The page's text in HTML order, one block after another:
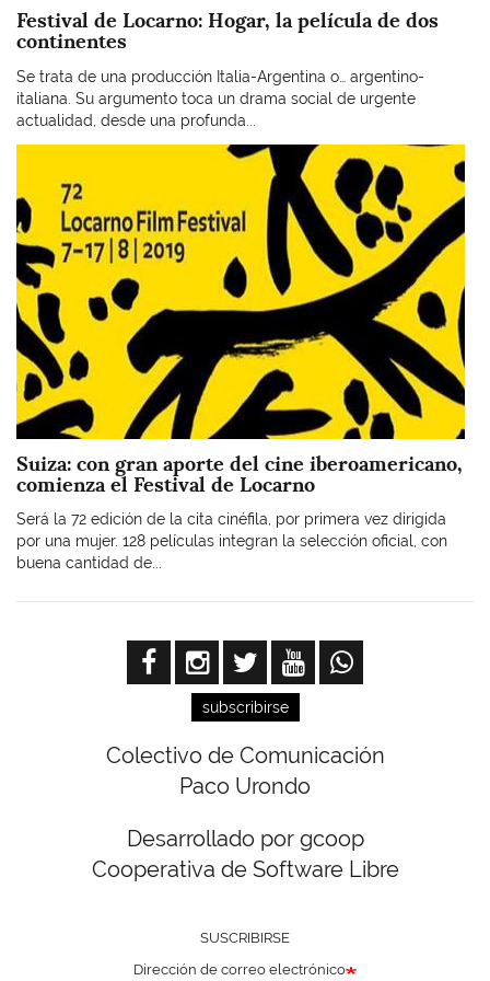
Festival de Locarno: Hogar, la película de dos
continentes
Se trata de una producción Italia-Argentina o… argentino-
italiana. Su argumento toca un drama social de urgente
actualidad, desde una profunda...
Suiza: con gran aporte del cine iberoamericano,
comienza el Festival de Locarno
Será la 72 edición de la cita cinéfila, por primera vez dirigida
por una mujer. 128 películas integran la selección oficial, con
buena cantidad de...
subscribirse
Colectivo de Comunicación
Paco Urondo
Desarrollado por gcoop
Cooperativa de Software Libre
SUSCRIBIRSE
Dirección de correo electrónico